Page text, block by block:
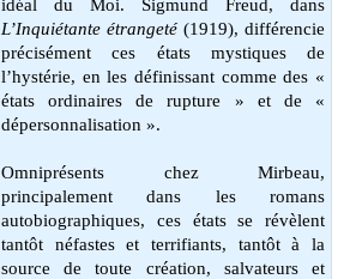
idéal du Moi. Sigmund Freud, dans
L’Inquiétante étrangeté (1919), différencie
précisément ces états mystiques de
l’hystérie, en les définissant comme des «
états ordinaires de rupture » et de «
dépersonnalisation ».
Omniprésents chez Mirbeau,
principalement dans les romans
autobiographiques, ces états se révèlent
tantôt néfastes et terrifiants, tantôt à la
source de toute création, salvateurs et